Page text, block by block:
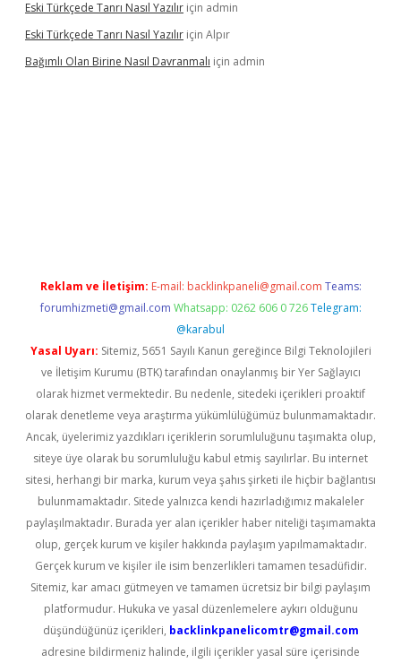
Eski Türkçede Tanrı Nasıl Yazılır için admin
Eski Türkçede Tanrı Nasıl Yazılır için Alpır
Bağımlı Olan Birine Nasıl Davranmalı için admin
Reklam ve İletişim: E-mail: backlinkpaneli@gmail.com Teams:
forumhizmeti@gmail.com Whatsapp: 0262 606 0 726 Telegram:
@karabul
Yasal Uyarı: Sitemiz, 5651 Sayılı Kanun gereğince Bilgi Teknolojileri
ve İletişim Kurumu (BTK) tarafından onaylanmış bir Yer Sağlayıcı
olarak hizmet vermektedir. Bu nedenle, sitedeki içerikleri proaktif
olarak denetleme veya araştırma yükümlülüğümüz bulunmamaktadır.
Ancak, üyelerimiz yazdıkları içeriklerin sorumluluğunu taşımakta olup,
siteye üye olarak bu sorumluluğu kabul etmiş sayılırlar. Bu internet
sitesi, herhangi bir marka, kurum veya şahıs şirketi ile hiçbir bağlantısı
bulunmamaktadır. Sitede yalnızca kendi hazırladığımız makaleler
paylaşılmaktadır. Burada yer alan içerikler haber niteliği taşımamakta
olup, gerçek kurum ve kişiler hakkında paylaşım yapılmamaktadır.
Gerçek kurum ve kişiler ile isim benzerlikleri tamamen tesadüfidir.
Sitemiz, kar amacı gütmeyen ve tamamen ücretsiz bir bilgi paylaşım
platformudur. Hukuka ve yasal düzenlemelere aykırı olduğunu
düşündüğünüz içerikleri, backlinkpanelicomtr@gmail.com
adresine bildirmeniz halinde, ilgili içerikler yasal süre içerisinde